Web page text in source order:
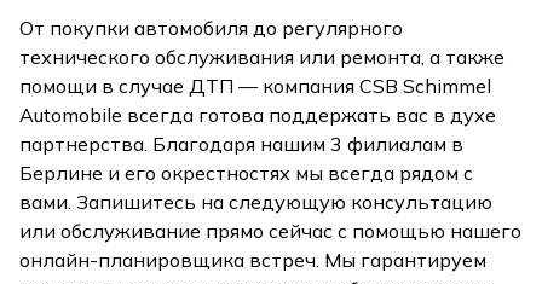
От покупки автомобиля до регулярного
технического обслуживания или ремонта, а также
помощи в случае ДТП — компания CSB Schimmel
Automobile всегда готова поддержать вас в духе
партнерства. Благодаря нашим 3 филиалам в
Берлине и его окрестностях мы всегда рядом с
вами. Запишитесь на следующую консультацию
или обслуживание прямо сейчас с помощью нашего
онлайн-планировщика встреч. Мы гарантируем